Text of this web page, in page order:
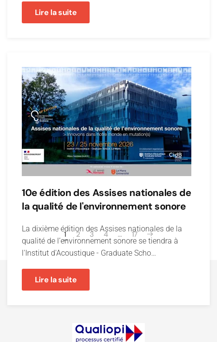
Lire la suite
10e édition des Assises nationales de
la qualité de l'environnement sonore
La dixième édition des Assises nationales de la
qualité de l’environnement sonore se tiendra à
l'Institut d'Acoustique - Graduate Scho…
Lire la suite
1 2 3 4 … 17